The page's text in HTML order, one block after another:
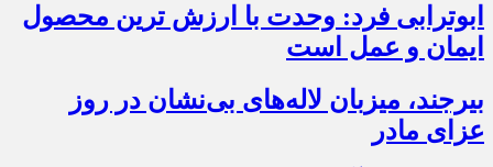
ابوترابی فرد: وحدت با ارزش ترین محصول
ایمان و عمل است
بیرجند، میزبان لاله‌های بی‌نشان در روز
عزای مادر